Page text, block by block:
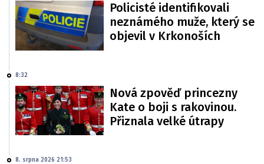
Policisté identifikovali
neznámého muže, který se
objevil v Krkonoších
8:32
Nová zpověď princezny
Kate o boji s rakovinou.
Přiznala velké útrapy
8. srpna 2026 21:53